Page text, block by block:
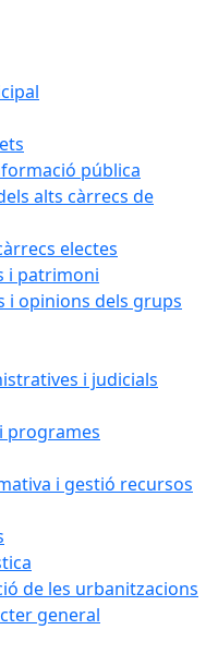
pública
alts càrrecs de
electes
i patrimoni
i opinions dels grups
i judicials
programes
i gestió recursos
de les urbanitzacions
general